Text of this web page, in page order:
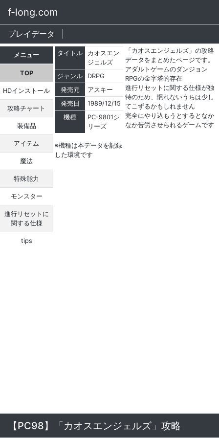
f-long.com
プレイデータ
メニュー
TOP
HDインストール
攻略チャート
装備品
アイテム
魔法
特殊能力
モンスター
進行リセットに
関する仕様
tips
タイトル
カオスエン
ジェルズ
ジャンル
DRPG
発売元
アスキー
発売日
1989/12/15
機種
PC-9801シ
リーズ
※機種は本データを記録
した環境です
「カオスエンジェルズ」の攻略
データをまとめたページです。
アダルトゲームのダンジョン
RPGの金字塔的存在
進行リセットに関する仕様が独
特のため、慣れないうちは少し
てこずるかもしれません
完全にやり込もうとするとなか
なか苦労させられるゲームです
【PC98】「カオスエンジェルズ」攻略